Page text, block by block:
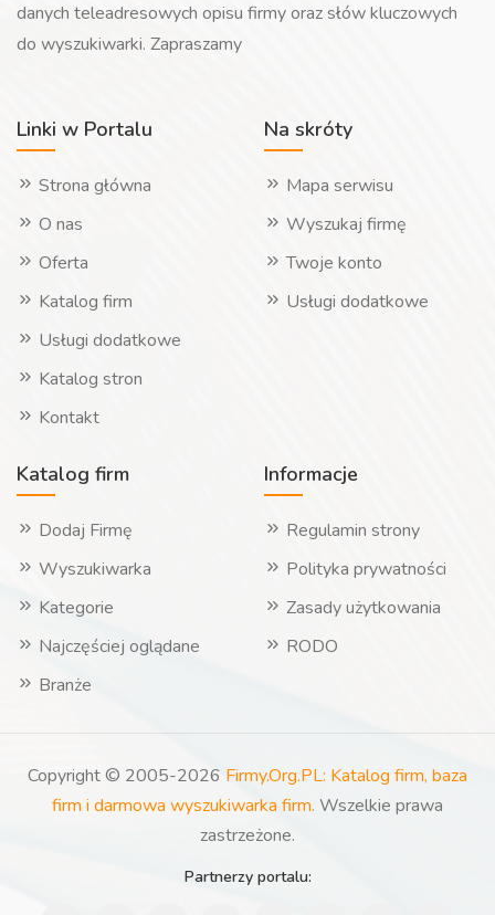
danych teleadresowych opisu firmy oraz słów kluczowych
do wyszukiwarki. Zapraszamy
Linki w Portalu
Strona główna
O nas
Oferta
Katalog firm
Usługi dodatkowe
Katalog stron
Kontakt
Na skróty
Mapa serwisu
Wyszukaj firmę
Twoje konto
Usługi dodatkowe
Katalog firm
Dodaj Firmę
Wyszukiwarka
Kategorie
Najczęściej oglądane
Branże
Informacje
Regulamin strony
Polityka prywatności
Zasady użytkowania
RODO
Copyright © 2005-2026 Firmy.Org.PL: Katalog firm, baza
firm i darmowa wyszukiwarka firm. Wszelkie prawa
zastrzeżone.
Partnerzy portalu: